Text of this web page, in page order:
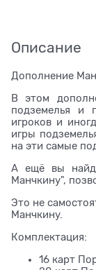
Описание
Дополнение
В этом
подземелья и
игроков и
игры
на эти самые
А ещё вы
Манчкину",
Это не
Манчкину.
Комплектация:
16 карт